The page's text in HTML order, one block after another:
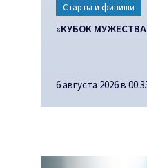
Старты и финиши
«КУБОК
6 августа 2026 в